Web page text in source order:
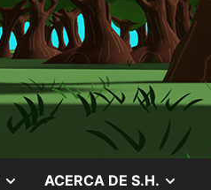
MOSTRAR
ACERCA DE S.H.